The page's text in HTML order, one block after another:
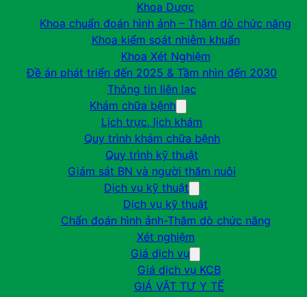
Khoa Dược
Khoa chuẩn đoán hình ảnh – Thăm dò chức năng
Khoa kiểm soát nhiễm khuẩn
Khoa Xét Nghiệm
Đề án phát triển đến 2025 & Tầm nhìn đến 2030
Thông tin liên lạc
Khám chữa bệnh
Lịch trực, lịch khám
Quy trình khám chữa bệnh
Quy trình kỹ thuật
Giám sát BN và người thăm nuôi
Dịch vụ kỹ thuật
Dịch vụ kỹ thuật
Chẩn đoán hình ảnh-Thăm dò chức năng
Xét nghiệm
Giá dịch vụ
Giá dịch vụ KCB
GIÁ VẬT TƯ Y TẾ